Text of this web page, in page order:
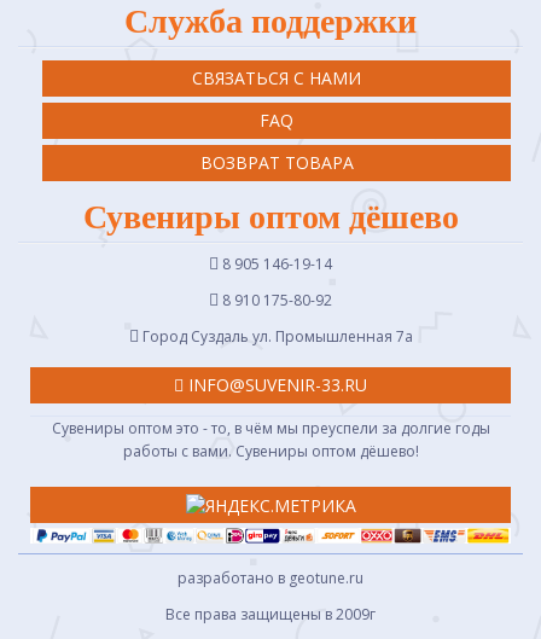
Служба поддержки
СВЯЗАТЬСЯ С НАМИ
FAQ
ВОЗВРАТ ТОВАРА
Сувениры оптом дёшево
8 905 146-19-14
8 910 175-80-92
Город Суздаль ул. Промышленная 7a
INFO@SUVENIR-33.RU
Сувениры оптом это - то, в чём мы преуспели за долгие годы
работы с вами. Сувениры оптом дёшево!
разработано в geotune.ru
Все права защищены в 2009г